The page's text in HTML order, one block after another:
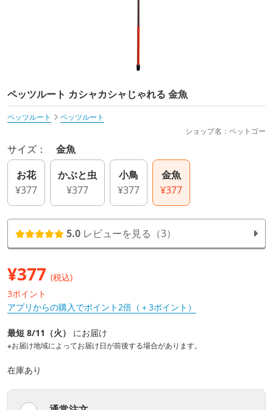
ペッツルート カシャカシャじゃれる 金魚
ペッツルート
ペッツルート
ショップ名：ペットゴー
サイズ： 金魚
お花
¥377
かぶと虫
¥377
小鳥
¥377
金魚
¥377
5.0 レビューを見る（3）
¥377 (税込)
3ポイント
アプリからの購入でポイント2倍（＋3ポイント）
最短 8/11（火） にお届け
※お届け地域によってお届け日が前後する場合があります。
在庫あり